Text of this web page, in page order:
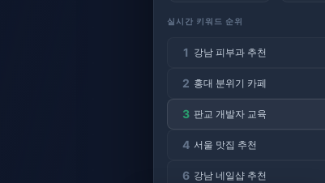
실시간 키워드 순위
1 강남 피부과 추천
2 홍대 분위기 카페
3 판교 개발자 교육
4 서울 맛집 추천
6 강남 네일샵 추천